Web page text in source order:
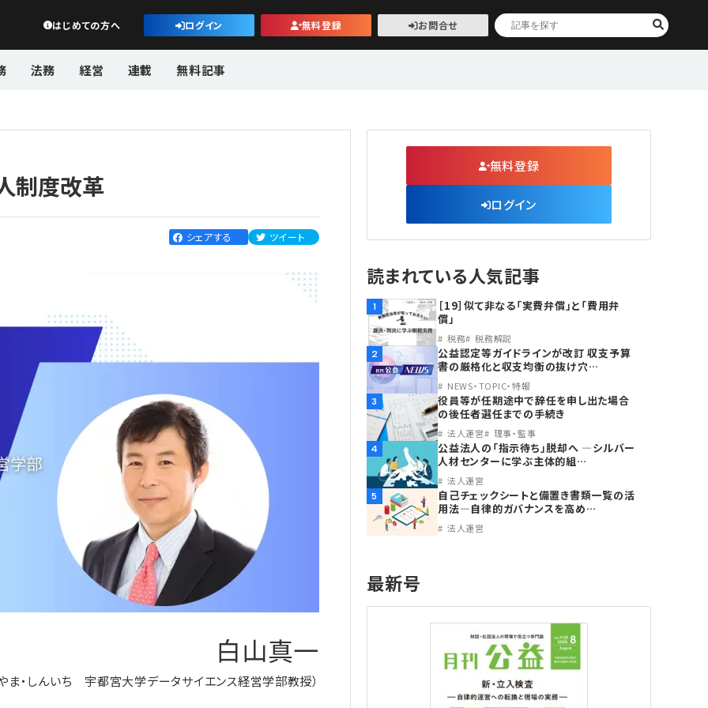
公益・一般法人オンライン
はじめての方へ ログイン 無料登録 お問合せ
法務 経営 連載 無料記事
制度改革
シェアする ツイート
白山真一
ま・しんいち 宇都宮大学データサイエンス経営学部教授）
無料登録
ログイン
読まれている人気記事
1
［19］似て非なる「実費弁償」と「費用弁
償」
税務 税務解説
2
公益認定等ガイドラインが改訂 収支予算
書の厳格化と収支均衡の抜け穴…
NEWS・TOPIC・特報
3
役員等が任期途中で辞任を申し出た場合
の後任者選任までの手続き
法人運営 理事・監事
4
公益法人の「指示待ち」脱却へ ―シルバー
人材センターに学ぶ主体的組…
法人運営
5
自己チェックシートと備置き書類一覧の活
用法―自律的ガバナンスを高め…
法人運営
最新号